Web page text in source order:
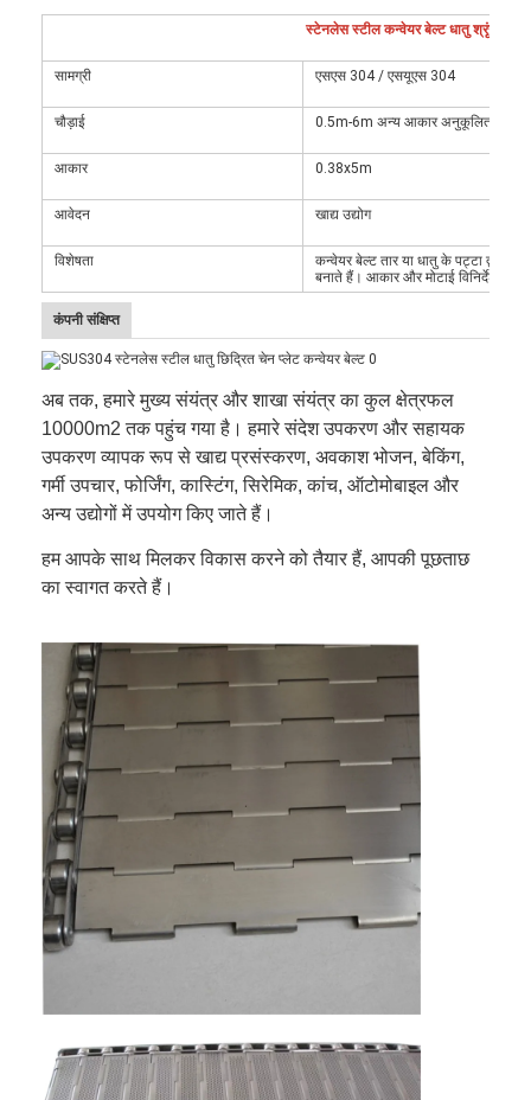
स्टेनलेस स्टील कन्वेयर बेल्ट धातु श्रृंखला
सामग्री एसएस 304 / एसयूएस 304
चौड़ाई 0.5m-6m अन्य आकार अनुकूलित किया
आकार 0.38x5m
आवेदन खाद्य उद्योग
विशेषता
कन्वेयर बेल्ट तार या धातु के पट्टा
बनाते हैं। आकार और मोटाई विनिर्देश के
कंपनी संक्षिप्त
अब तक, हमारे मुख्य संयंत्र और शाखा संयंत्र का कुल क्षेत्रफल
10000m2 तक पहुंच गया है। हमारे संदेश उपकरण और सहायक
उपकरण व्यापक रूप से खाद्य प्रसंस्करण, अवकाश भोजन, बेकिंग,
गर्मी उपचार, फोर्जिंग, कास्टिंग, सिरेमिक, कांच, ऑटोमोबाइल और
अन्य उद्योगों में उपयोग किए जाते हैं।
हम आपके साथ मिलकर विकास करने को तैयार हैं, आपकी पूछताछ
का स्वागत करते हैं।